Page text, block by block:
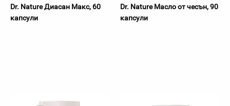
Dr. Nature Диасан Макс, 60
капсули
Dr. Nature Масло от чесън, 90
капсули